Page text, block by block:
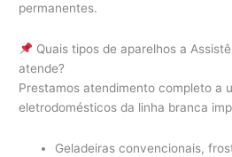
permanentes.
Quais tipos de aparelhos a
atende?
Prestamos atendimento completo a
eletrodomésticos da linha branca
Geladeiras convencionais,